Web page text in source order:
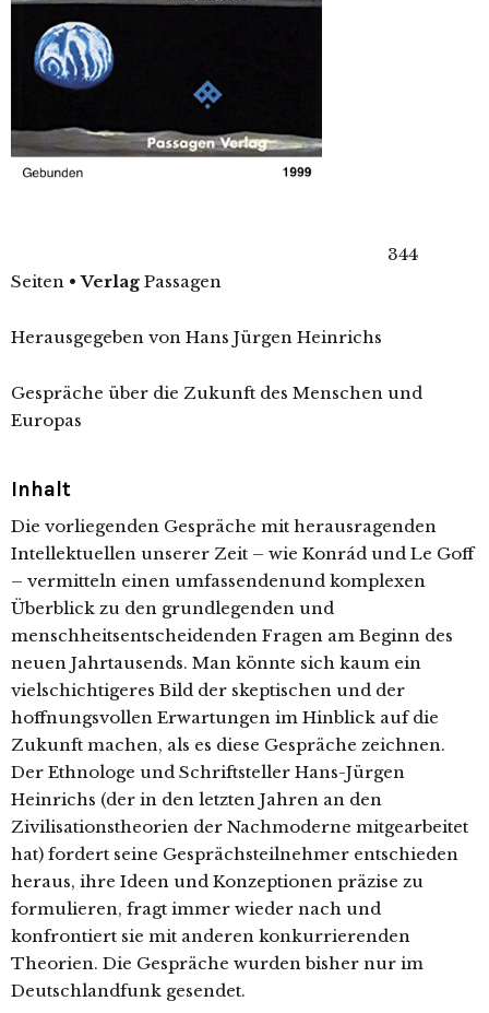
344
Seiten • Verlag Passagen
Herausgegeben von Hans Jürgen Heinrichs
Gespräche über die Zukunft des Menschen und
Europas
Inhalt
Die vorliegenden Gespräche mit herausragenden
Intellektuellen unserer Zeit – wie Konrád und Le Goff
– vermitteln einen umfassendenund komplexen
Überblick zu den grundlegenden und
menschheitsentscheidenden Fragen am Beginn des
neuen Jahrtausends. Man könnte sich kaum ein
vielschichtigeres Bild der skeptischen und der
hoffnungsvollen Erwartungen im Hinblick auf die
Zukunft machen, als es diese Gespräche zeichnen.
Der Ethnologe und Schriftsteller Hans-Jürgen
Heinrichs (der in den letzten Jahren an den
Zivilisationstheorien der Nachmoderne mitgearbeitet
hat) fordert seine Gesprächsteilnehmer entschieden
heraus, ihre Ideen und Konzeptionen präzise zu
formulieren, fragt immer wieder nach und
konfrontiert sie mit anderen konkurrierenden
Theorien. Die Gespräche wurden bisher nur im
Deutschlandfunk gesendet.